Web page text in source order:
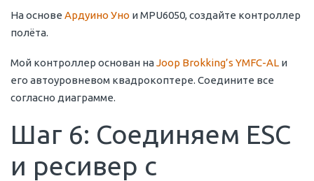
На основе Ардуино Уно и MPU6050, создайте контроллер
полёта.
Мой контроллер основан наJoop Brokking’s YMFC-AL и
его автоуровневом квадрокоптере. Соедините все
согласно диаграмме.
Шаг 6: Соединяем ESC
и ресивер с